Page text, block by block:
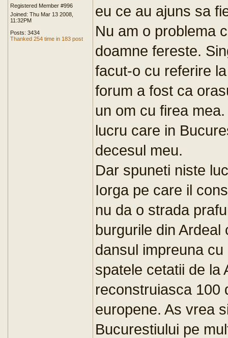
Registered Member #996
Joined: Thu Mar 13 2008,
11:32PM
Posts: 3434
Thanked 254 time in 183 post
eu ce au ajuns sa
Nu am o problema
doamne fereste.
facut-o cu referire
forum a fost ca
un om cu firea
lucru care in
decesul meu.
Dar spuneti niste
Iorga pe care il
nu da o strada
burgurile din
dansul impreuna
spatele cetatii de la
reconstruiasca 100
europene. As vrea
Bucurestiului pe